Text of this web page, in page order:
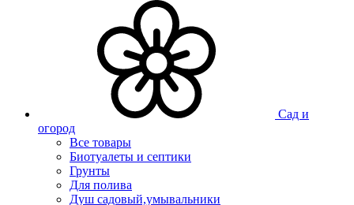
Сад и
огород
Все товары
Биотуалеты и септики
Грунты
Для полива
Душ садовый,умывальники